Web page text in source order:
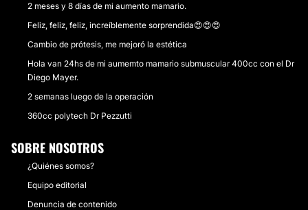
2 meses y 8 días de mi aumento mamario.
Feliz, feliz, feliz, increíblemente sorprendida😍😍😍
Cambio de prótesis, me mejoró la estética
Hola van 24hs de mi aumemto mamario submuscular 400cc con el Dr
Diego Mayer.
2 semanas luego de la operación
360cc polytech Dr Pezzutti
SOBRE NOSOTROS
¿Quiénes somos?
Equipo editorial
Denuncia de contenido